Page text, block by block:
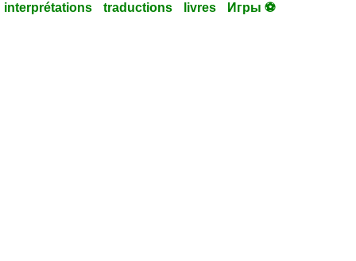
interprétations traductions livres Игры ⚽